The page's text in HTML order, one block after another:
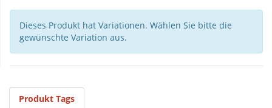
Dieses Produkt hat Variationen. Wählen Sie bitte die
gewünschte Variation aus.
Produkt Tags